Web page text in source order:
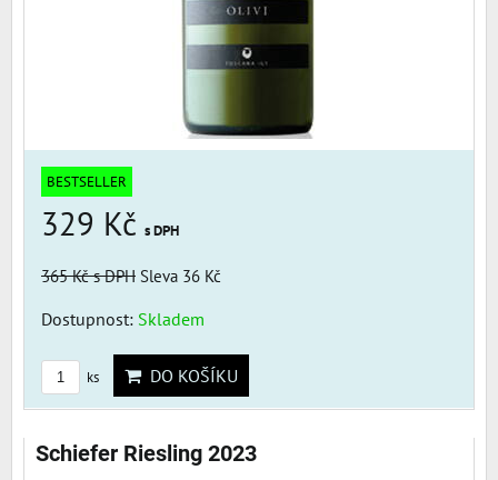
BESTSELLER
329 Kč s DPH
365 Kčs DPH Sleva 36 Kč
Dostupnost: Skladem
ks DO KOŠÍKU
Schiefer Riesling 2023